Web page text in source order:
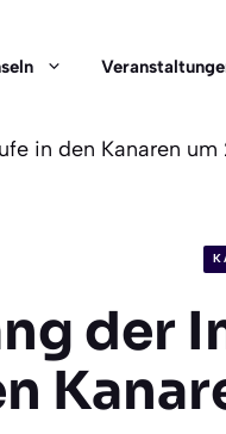
in den Kanaren um
der